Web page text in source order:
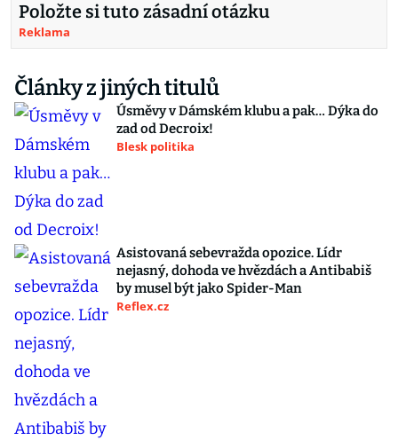
Položte si tuto zásadní otázku
Reklama
Články z jiných titulů
Úsměvy v Dámském klubu a pak… Dýka do
zad od Decroix!
Blesk politika
Asistovaná sebevražda opozice. Lídr
nejasný, dohoda ve hvězdách a Antibabiš
by musel být jako Spider-Man
Reflex.cz